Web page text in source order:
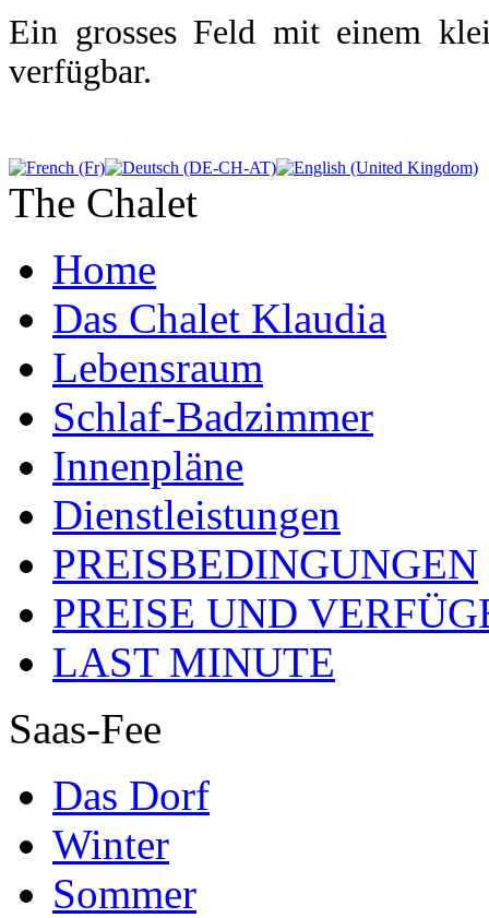
Ein grosses Feld mit einem
verfügbar.
The Chalet
Home
Das Chalet Klaudia
Lebensraum
Schlaf-Badzimmer
Innenpläne
Dienstleistungen
PREISBEDINGUNGEN
PREISE UND
LAST MINUTE
Saas-Fee
Das Dorf
Winter
Sommer